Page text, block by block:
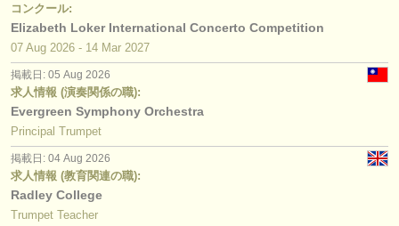
クラシック音楽ニュース
出版社:
掲載方法
find out about our
ATSfaq
ログイン
コンクール:
Elizabeth Loker International Concerto Competition
07 Aug 2026 - 14 Mar 2027
掲載日: 05 Aug 2026
求人情報 (演奏関係の職):
Evergreen Symphony Orchestra
Principal Trumpet
掲載日: 04 Aug 2026
求人情報 (教育関連の職):
Radley College
Trumpet Teacher